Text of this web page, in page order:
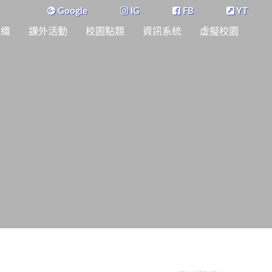
課外活動 校園點題 資訊系統 虛擬校園
Google IG FB YT